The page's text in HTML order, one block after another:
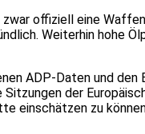
offiziell eine
Weiterhin hohe
ADP-Daten und den
der
einschätzen zu